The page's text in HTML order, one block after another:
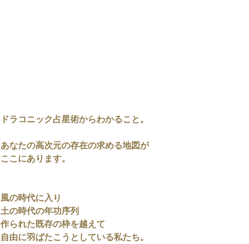
ドラコニック占星術からわかること。
あなたの高次元の存在の求める地図が
ここにあります。
風の時代に入り
土の時代の年功序列
作られた既存の枠を越えて
自由に羽ばたこうとしている私たち。